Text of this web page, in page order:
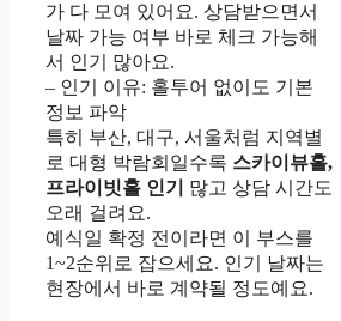
가 다 모여 있어요. 상담받으면서
날짜 가능 여부 바로 체크 가능해
서 인기 많아요.
– 인기 이유: 홀투어 없이도 기본
정보 파악
특히 부산, 대구, 서울처럼 지역별
로 대형 박람회일수록 스카이뷰홀,
프라이빗홀 인기
많고 상담 시간도
오래 걸려요.
예식일 확정 전이라면 이 부스를
1~2순위로 잡으세요. 인기 날짜는
현장에서 바로 계약될 정도예요.